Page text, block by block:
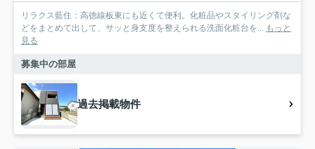
リラクス藍住：高徳線板東にも近くて便利。化粧品やスタイリング剤な
どをまとめて出して、サッと身支度を整えられる洗面化粧台を... もっと
見る
募集中の部屋
過去掲載物件